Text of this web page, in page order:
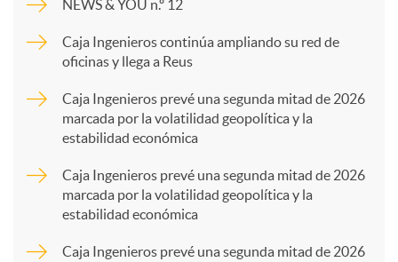
p
a
NEWS & YOU n.º 12
Caja Ingenieros continúa ampliando su red de
oficinas y llega a Reus
Caja Ingenieros prevé una segunda mitad de 2026
marcada por la volatilidad geopolítica y la
estabilidad económica
Caja Ingenieros prevé una segunda mitad de 2026
marcada por la volatilidad geopolítica y la
estabilidad económica
Caja Ingenieros prevé una segunda mitad de 2026